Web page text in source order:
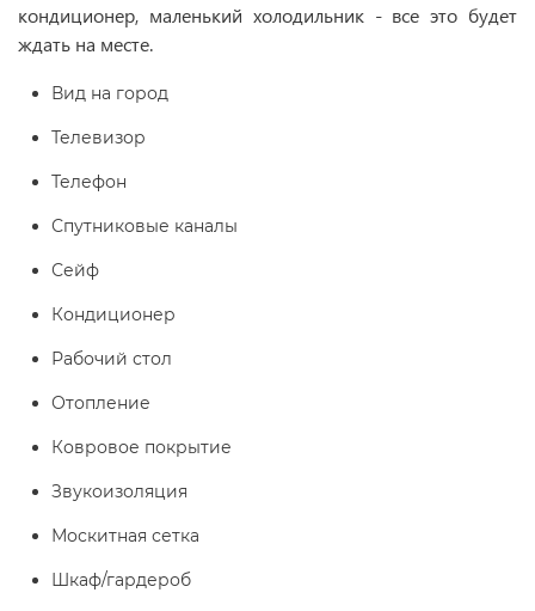
кондиционер, маленький холодильник - все это будет
ждать на месте.
Вид на город
Телевизор
Телефон
Спутниковые каналы
Сейф
Кондиционер
Рабочий стол
Отопление
Ковровое покрытие
Звукоизоляция
Москитная сетка
Шкаф/гардероб